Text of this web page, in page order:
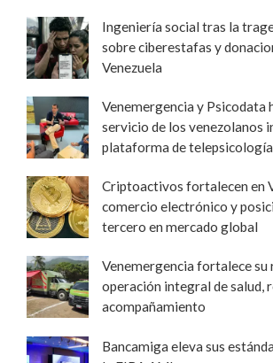
Ingeniería social tras la
sobre ciberestafas y
Venezuela
Venemergencia y Psicodata
servicio de los venezolanos
plataforma de telepsicología
Criptoactivos fortalecen en
comercio electrónico y
tercero en mercado global
Venemergencia fortalece su
operación integral de salud,
acompañamiento
Bancamiga eleva sus